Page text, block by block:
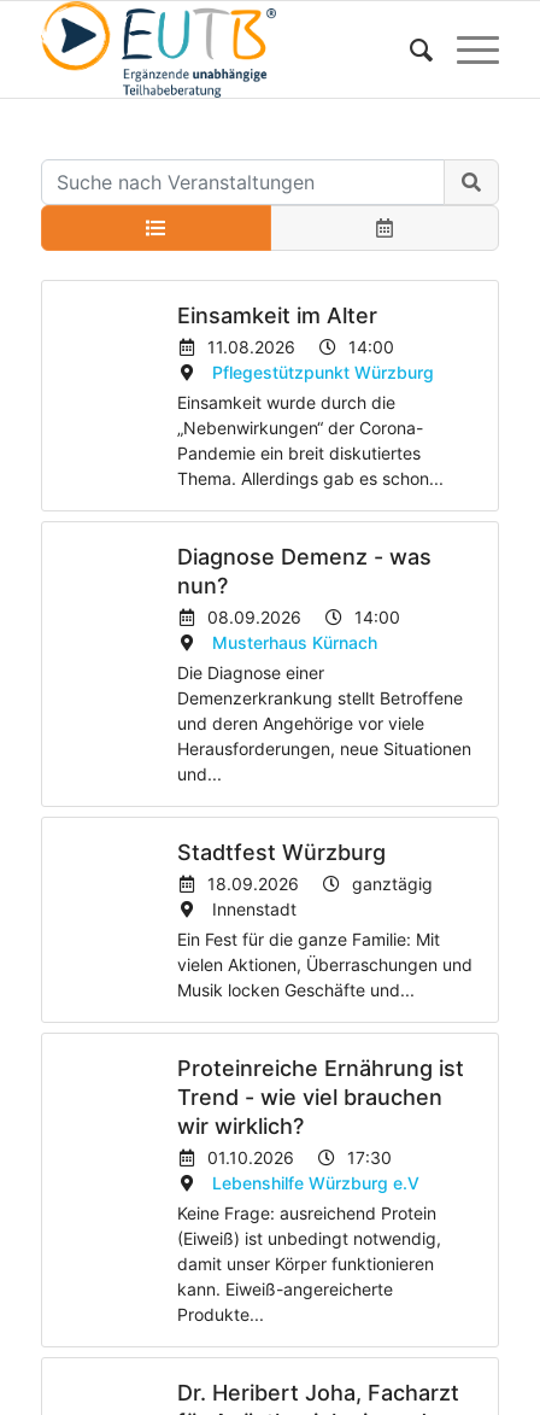
Einsamkeit im Alter
11.08.2026
14:00
Pflegestützpunkt Würzburg
Einsamkeit wurde durch die
„Nebenwirkungen“ der Corona-
Pandemie ein breit diskutiertes
Thema. Allerdings gab es schon...
Diagnose Demenz - was
nun?
08.09.2026
14:00
Musterhaus Kürnach
Die Diagnose einer
Demenzerkrankung stellt Betroffene
und deren Angehörige vor viele
Herausforderungen, neue Situationen
und...
Stadtfest Würzburg
18.09.2026
ganztägig
Innenstadt
Ein Fest für die ganze Familie: Mit
vielen Aktionen, Überraschungen und
Musik locken Geschäfte und...
Proteinreiche Ernährung ist
Trend - wie viel brauchen
wir wirklich?
01.10.2026
17:30
Lebenshilfe Würzburg e.V
Keine Frage: ausreichend Protein
(Eiweiß) ist unbedingt notwendig,
damit unser Körper funktionieren
kann. Eiweiß-angereicherte
Produkte...
Dr. Heribert Joha, Facharzt